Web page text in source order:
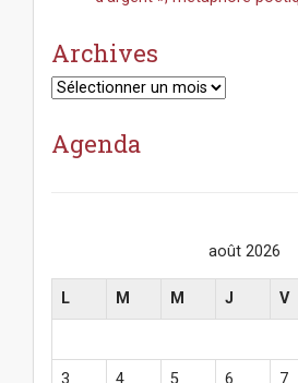
Archives
Archives
Agenda
août 2026
L M M J V